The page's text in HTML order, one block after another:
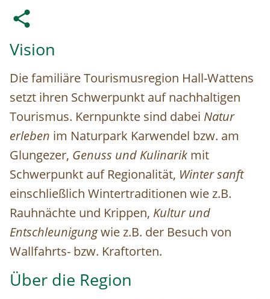
Vision
Die familiäre Tourismusregion Hall-Wattens
setzt ihren Schwerpunkt auf nachhaltigen
Tourismus. Kernpunkte sind dabei Natur
erleben im Naturpark Karwendel bzw. am
Glungezer, Genuss und Kulinarik mit
Schwerpunkt auf Regionalität, Winter sanft
einschließlich Wintertraditionen wie z.B.
Rauhnächte und Krippen, Kultur und
Entschleunigungwie z.B. der Besuch von
Wallfahrts- bzw. Kraftorten.
Über die Region